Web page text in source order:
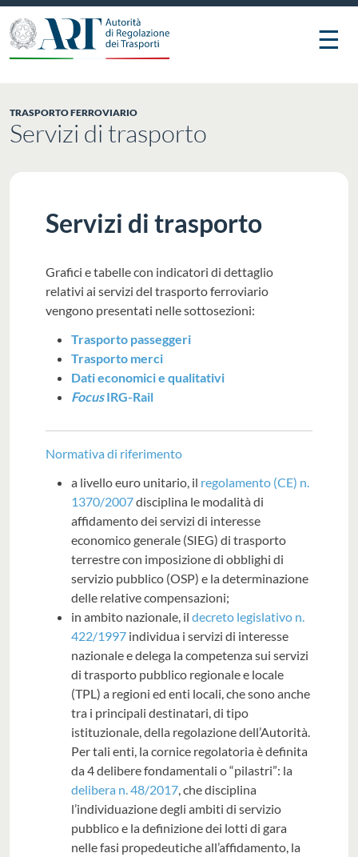
☰
TRASPORTO FERROVIARIO
Servizi di trasporto
Servizi di trasporto
Grafici e tabelle con indicatori di dettaglio
relativi ai servizi del trasporto ferroviario
vengono presentati nelle sottosezioni:
Trasporto passeggeri
Trasporto merci
Dati economici e qualitativi
FocusIRG-Rail
Normativa di riferimento
a livello euro unitario, il regolamento (CE) n.
1370/2007disciplina le modalità di
affidamento dei servizi di interesse
economico generale (SIEG) di trasporto
terrestre con imposizione di obblighi di
servizio pubblico (OSP) e la determinazione
delle relative compensazioni;
in ambito nazionale, il decreto legislativo n.
422/1997 individua i servizi di interesse
nazionale e delega la competenza sui servizi
di trasporto pubblico regionale e locale
(TPL) a regioni ed enti locali, che sono anche
tra i principali destinatari, di tipo
istituzionale, della regolazione dell’Autorità.
Per tali enti, la cornice regolatoria è definita
da 4 delibere fondamentali o “pilastri”: la
delibera n. 48/2017 , che disciplina
l’individuazione degli ambiti di servizio
pubblico e la definizione dei lotti di gara
nelle fasi propedeutiche all’affidamento, la